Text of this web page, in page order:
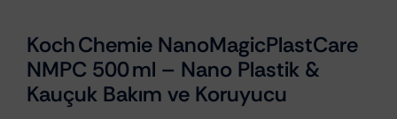
Koch Chemie NanoMagicPlastCare
NMPC 500 ml – Nano Plastik &
Kauçuk Bakım ve Koruyucu